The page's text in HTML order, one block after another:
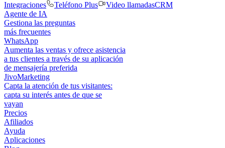
Integraciones
Teléfono Plus Video llamadasCRM
Agente de IA
Gestiona las preguntas
más frecuentes
WhatsApp
Aumenta las ventas y ofrece asistencia
a tus clientes a través de su aplicación
de mensajería preferida
JivoMarketing
Capta la atención de tus visitantes:
capta su interés antes de que se
vayan
Precios
Afiliados
Ayuda
Aplicaciones